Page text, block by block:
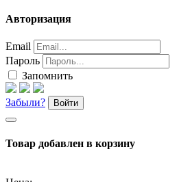
Авторизация
Email
Пароль
Запомнить
Забыли? Войти
Товар добавлен в корзину